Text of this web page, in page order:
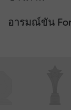
อารมณ์ขัน